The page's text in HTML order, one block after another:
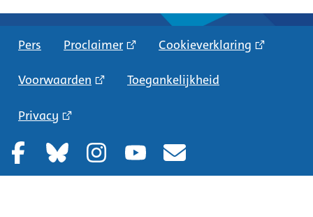
Pers Proclaimer Cookieverklaring
Voorwaarden Toegankelijkheid
Privacy